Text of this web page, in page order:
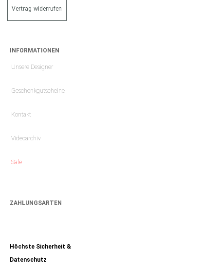
Vertrag widerrufen
INFORMATIONEN
Unsere Designer
Geschenkgutscheine
Kontakt
Videoarchiv
Sale
ZAHLUNGSARTEN
Höchste Sicherheit &
Datenschutz